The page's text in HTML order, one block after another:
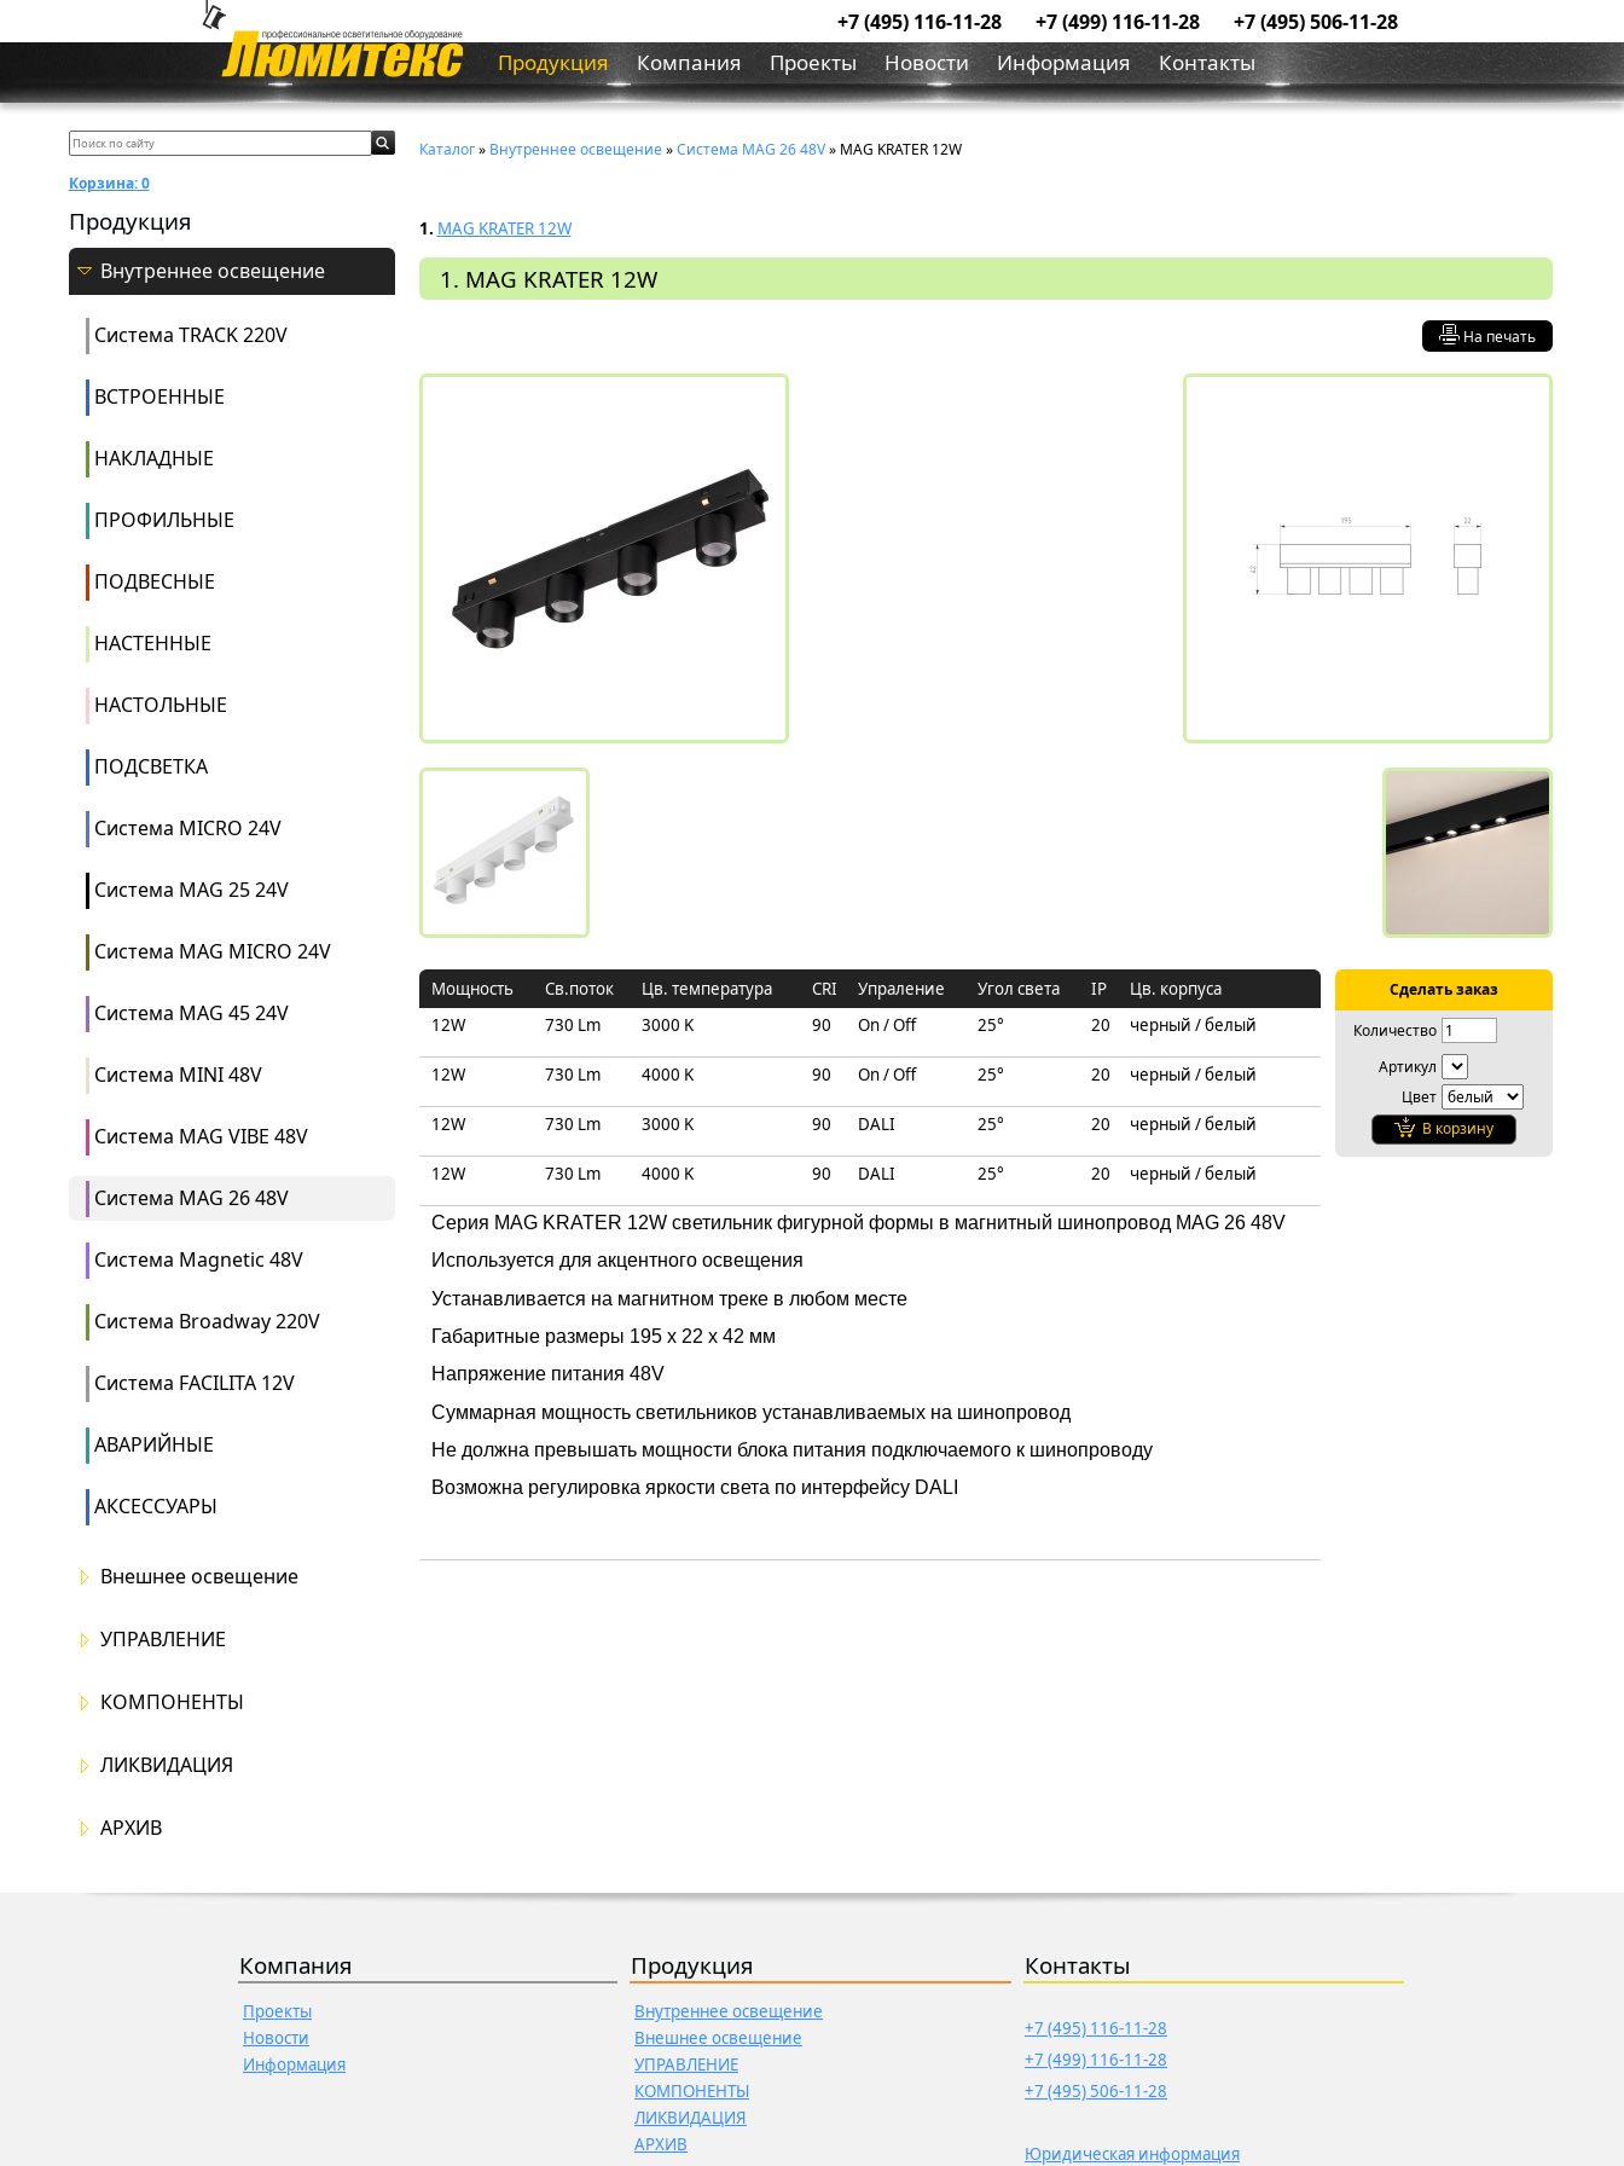
+7 (495) 116-11-28 +7 (499) 116-11-28 +7 (495) 506-11-28
Продукция Компания Проекты Новости Информация Контакты
Корзина:0
Продукция
Внутреннее освещение
Система ТRACK 220V
ВСТРОЕННЫЕ
НАКЛАДНЫЕ
ПРОФИЛЬНЫЕ
ПОДВЕСНЫЕ
НАСТЕННЫЕ
НАСТОЛЬНЫЕ
ПОДСВЕТКА
Система MICRO 24V
Система MAG 25 24V
Система MAG MICRO 24V
Система MAG 45 24V
Система MINI 48V
Система MAG VIBE 48V
Система MAG 26 48V
Система Magnetic 48V
Система Broadway 220V
Система FACILITA 12V
АВАРИЙНЫЕ
АКСЕССУАРЫ
Внешнее освещение
УПРАВЛЕНИЕ
КОМПОНЕНТЫ
ЛИКВИДАЦИЯ
АРХИВ
Каталог» Внутреннее освещение»Система MAG 26 48V» MAG KRATER 12W
1. MAG KRATER 12W
1. MAG KRATER 12W
На печать
Мощность Св.поток Цв. температура CRI Упраление Угол света IP
Цв. корпуса
12W
730 Lm 3000 K 90 On / Off 25° 20 черный / белый
12W 730 Lm 4000 K 90 On / Off 25° 20 черный / белый
12W 730 Lm 3000 K 90 DALI 25° 20 черный / белый
12W 730 Lm 4000 K 90 DALI 25° 20 черный / белый
Серия MAG KRATER 12W светильник фигурной формы в магнитный шинопровод MAG 26 48V
Используется для акцентного освещения
Устанавливается на магнитном треке в любом месте
Габаритные размеры 195 x 22 x 42 мм
Напряжение питания 48V
Суммарная мощность светильников устанавливаемых на шинопровод
Не должна превышать мощности блока питания подключаемого к шинопроводу
Возможна регулировка яркости света по интерфейсу DALI
Сделать заказ
Количество
Артикул
Цвет
В корзину
Компания Продукция Контакты
Проекты
Новости
Информация
Внутреннее освещение
Внешнее освещение
УПРАВЛЕНИЕ
КОМПОНЕНТЫ
ЛИКВИДАЦИЯ
АРХИВ
+7 (495) 116-11-28
+7 (499) 116-11-28
+7 (495) 506-11-28
Юридическая информация